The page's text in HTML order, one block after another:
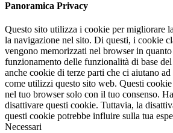
Panoramica Privacy
Questo sito utilizza i cookie per migliorare
la navigazione nel sito. Di questi, i cookie
vengono memorizzati nel browser in
funzionamento delle funzionalità di base
anche cookie di terze parti che ci aiutano ad
come utilizzi questo sito web. Questi
nel tuo browser solo con il tuo consenso.
disattivare questi cookie. Tuttavia, la
questi cookie potrebbe influire sulla tua
Necessari